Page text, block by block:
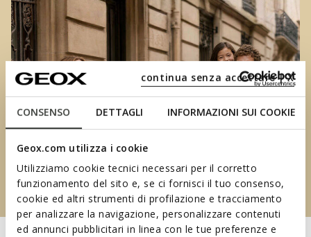
CONSENSO DETTAGLI INFORMAZIONI SUI COOKIE
Geox.com utilizza i cookie
Utilizziamo cookie tecnici necessari per il corretto
funzionamento del sito e, se ci fornisci il tuo consenso,
cookie ed altri strumenti di profilazione e tracciamento
per analizzare la navigazione, personalizzare contenuti
ed annunci pubblicitari in linea con le tue preferenze e
continua senza accettare | X